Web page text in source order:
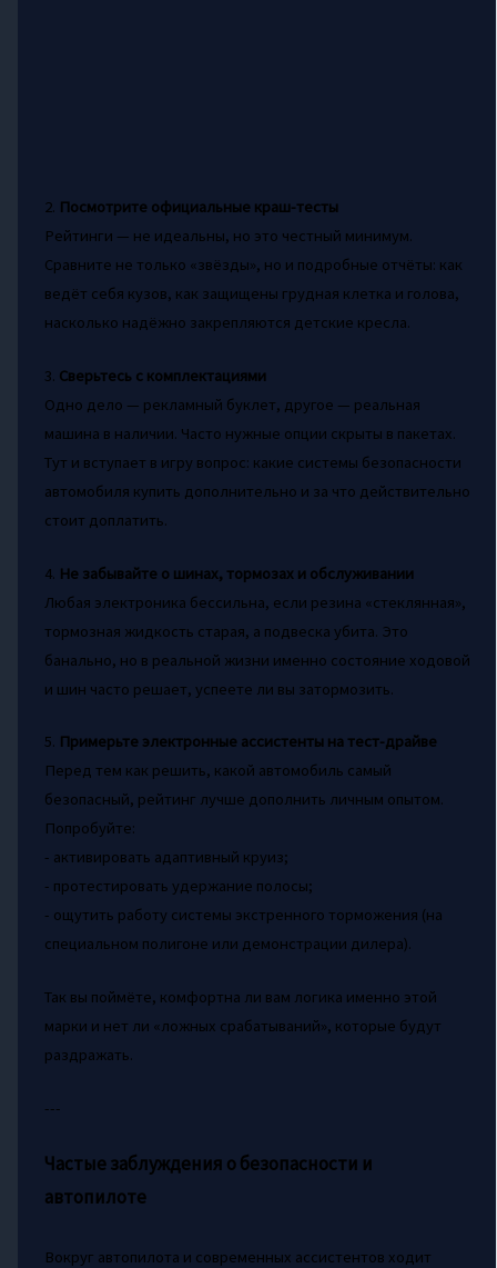
2. Посмотрите официальные краш-тесты
Рейтинги — не идеальны, но это честный минимум.
Сравните не только «звёзды», но и подробные отчёты: как
ведёт себя кузов, как защищены грудная клетка и голова,
насколько надёжно закрепляются детские кресла.
3. Сверьтесь с комплектациями
Одно дело — рекламный буклет, другое — реальная
машина в наличии. Часто нужные опции скрыты в пакетах.
Тут и вступает в игру вопрос: какие системы безопасности
автомобиля купить дополнительно и за что действительно
стоит доплатить.
4. Не забывайте о шинах, тормозах и обслуживании
Любая электроника бессильна, если резина «стеклянная»,
тормозная жидкость старая, а подвеска убита. Это
банально, но в реальной жизни именно состояние ходовой
и шин часто решает, успеете ли вы затормозить.
5. Примерьте электронные ассистенты на тест-драйве
Перед тем как решить, какой автомобиль самый
безопасный, рейтинг лучше дополнить личным опытом.
Попробуйте:
- активировать адаптивный круиз;
- протестировать удержание полосы;
- ощутить работу системы экстренного торможения (на
специальном полигоне или демонстрации дилера).
Так вы поймёте, комфортна ли вам логика именно этой
марки и нет ли «ложных срабатываний», которые будут
раздражать.
---
Частые заблуждения о безопасности и
автопилоте
Вокруг автопилота и современных ассистентов ходит